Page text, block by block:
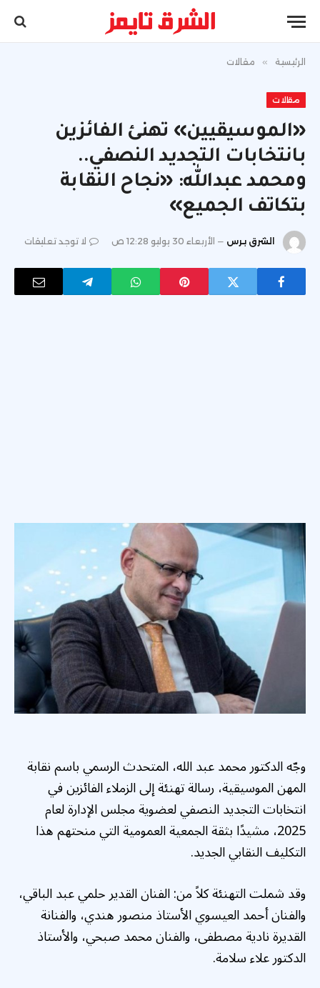
الرئيسية » مقالات
مقالات
«الموسيقيين» تهنئ الفائزين
بانتخابات التجديد النصفي..
ومحمد عبدالله: «نجاح النقابة
بتكاتف الجميع»
الشرق برس الأربعاء 30 يوليو 12:28 ص لا توجد تعليقات
وجّه الدكتور محمد عبد الله، المتحدث الرسمي باسم نقابة
المهن الموسيقية، رسالة تهنئة إلى الزملاء الفائزين في
انتخابات التجديد النصفي لعضوية مجلس الإدارة لعام
2025، مشيدًا بثقة الجمعية العمومية التي منحتهم هذا
التكليف النقابي الجديد.
وقد شملت التهنئة كلاً من: الفنان القدير حلمي عبد الباقي،
والفنان أحمد العيسوي الأستاذ منصور هندي، والفنانة
القديرة نادية مصطفى، والفنان محمد صبحي، والأستاذ
الدكتور علاء سلامة.